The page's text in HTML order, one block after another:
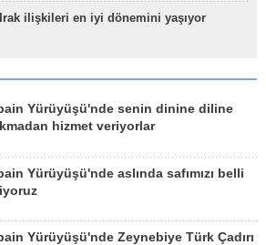
ilişkileri en iyi dönemini yaşıyor
Yürüyüşü'nde senin dinine diline
hizmet veriyorlar
Yürüyüşü'nde aslında safımızı belli
Yürüyüşü'nde Zeynebiye Türk Çadırı